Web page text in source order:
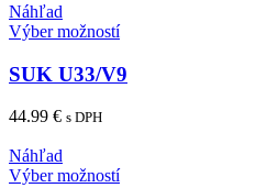
môžete
vybrať
na
stránke
Náhľad
Výber možnostíTento
má
viacero
môžete
SUK U33/V9
44.99 € s DPH
Náhľad
Výber možnostíTento